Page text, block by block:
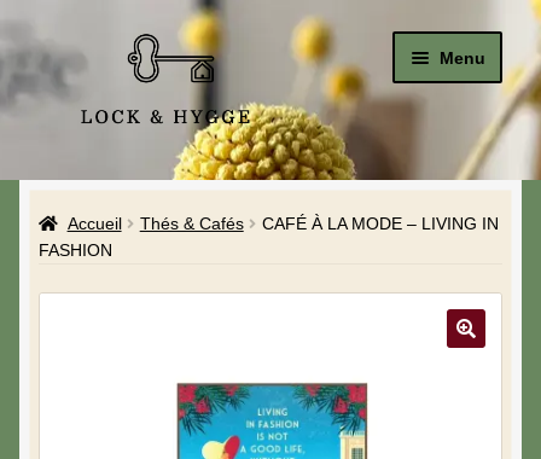
Menu
Le Studio
La Boutique
Accueil Thés & Cafés
CAFÉ À LA MODE – LIVING IN
FASHION